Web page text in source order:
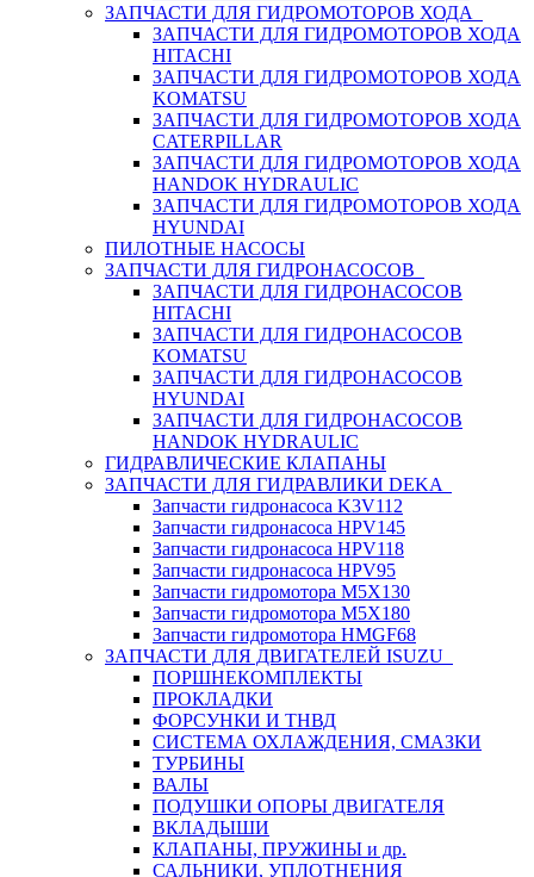
ЗАПЧАСТИ ДЛЯ ГИДРОМОТОРОВ ХОДА
ЗАПЧАСТИ ДЛЯ ГИДРОМОТОРОВ ХОДА
HITACHI
ЗАПЧАСТИ ДЛЯ ГИДРОМОТОРОВ ХОДА
KOMATSU
ЗАПЧАСТИ ДЛЯ ГИДРОМОТОРОВ ХОДА
CATERPILLAR
ЗАПЧАСТИ ДЛЯ ГИДРОМОТОРОВ ХОДА
HANDOK HYDRAULIC
ЗАПЧАСТИ ДЛЯ ГИДРОМОТОРОВ ХОДА
HYUNDAI
ПИЛОТНЫЕ НАСОСЫ
ЗАПЧАСТИ ДЛЯ ГИДРОНАСОСОВ
ЗАПЧАСТИ ДЛЯ ГИДРОНАСОСОВ
HITACHI
ЗАПЧАСТИ ДЛЯ ГИДРОНАСОСОВ
KOMATSU
ЗАПЧАСТИ ДЛЯ ГИДРОНАСОСОВ
HYUNDAI
ЗАПЧАСТИ ДЛЯ ГИДРОНАСОСОВ
HANDOK HYDRAULIC
ГИДРАВЛИЧЕСКИЕ КЛАПАНЫ
ЗАПЧАСТИ ДЛЯ ГИДРАВЛИКИ DEKA
Запчасти гидронасоса K3V112
Запчасти гидронасоса HPV145
Запчасти гидронасоса HPV118
Запчасти гидронасоса HPV95
Запчасти гидромотора M5X130
Запчасти гидромотора M5X180
Запчасти гидромотора HMGF68
ЗАПЧАСТИ ДЛЯ ДВИГАТЕЛЕЙ ISUZU
ПОРШНЕКОМПЛЕКТЫ
ПРОКЛАДКИ
ФОРСУНКИ И ТНВД
СИСТЕМА ОХЛАЖДЕНИЯ, СМАЗКИ
ТУРБИНЫ
ВАЛЫ
ПОДУШКИ ОПОРЫ ДВИГАТЕЛЯ
ВКЛАДЫШИ
КЛАПАНЫ, ПРУЖИНЫ и др.
САЛЬНИКИ, УПЛОТНЕНИЯ